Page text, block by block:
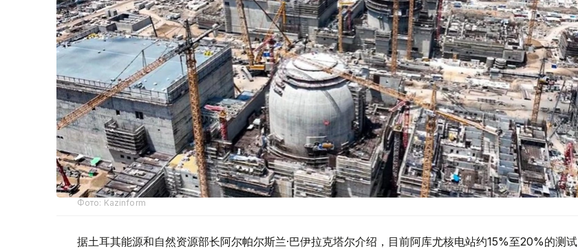
Фото: Kazinform
据土耳其能源和自然资源部长阿尔帕尔斯兰·巴伊拉克塔尔介绍，目前阿库尤核电站约15%至20%的测试